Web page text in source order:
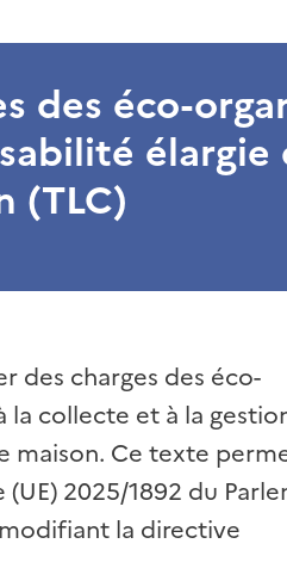
des éco-
(TLC)
des charges des éco-
collecte et à la
maison. Ce texte
2025/1892 du
la directive